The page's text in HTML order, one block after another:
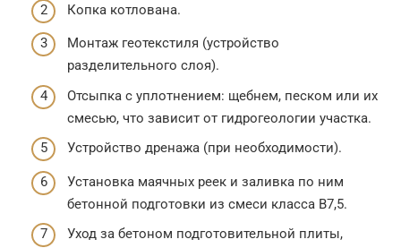
Копка котлована.
Монтаж геотекстиля (устройство
разделительного слоя).
Отсыпка с уплотнением: щебнем, песком или их
смесью, что зависит от гидрогеологии участка.
Устройство дренажа (при необходимости).
Установка маячных реек и заливка по ним
бетонной подготовки из смеси класса В7,5.
Уход за бетоном подготовительной плиты,